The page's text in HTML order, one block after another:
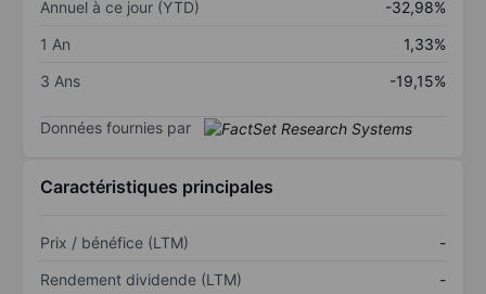
Annuel à ce jour (YTD)
-32,98%
1 An
1,33%
3 Ans
-19,15%
Données fournies par
Caractéristiques principales
Prix / bénéfice (LTM)
-
Rendement dividende (LTM)
-